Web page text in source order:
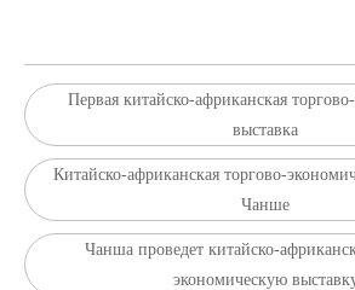
Первая китайско-африканская
выставка
Китайско-африканская торгово-
Чанше
Чанша проведет китайско-
экономическую